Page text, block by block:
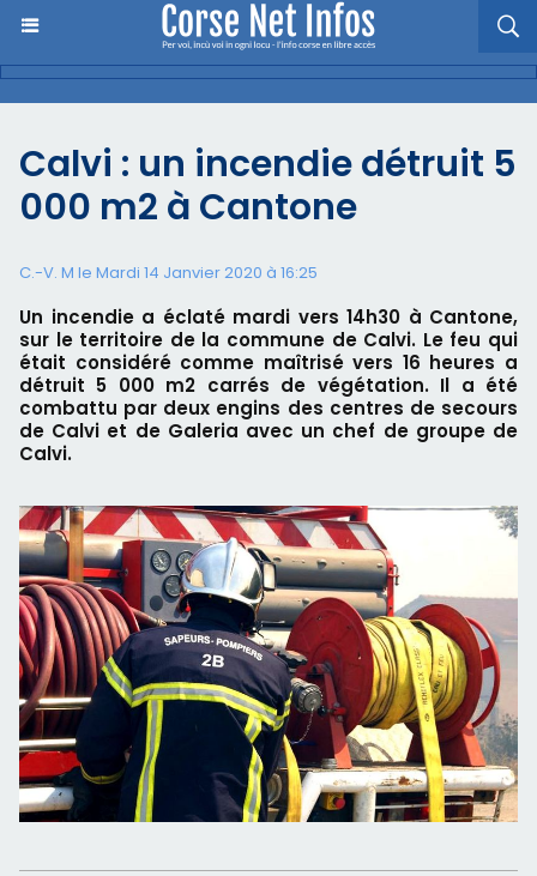
Calvi : un incendie détruit 5
000 m2 à Cantone
C.-V. M le Mardi 14 Janvier 2020 à 16:25
Un incendie a éclaté mardi vers 14h30 à Cantone,
sur le territoire de la commune de Calvi. Le feu qui
était considéré comme maîtrisé vers 16 heures a
détruit 5 000 m2 carrés de végétation. Il a été
combattu par deux engins des centres de secours
de Calvi et de Galeria avec un chef de groupe de
Calvi.